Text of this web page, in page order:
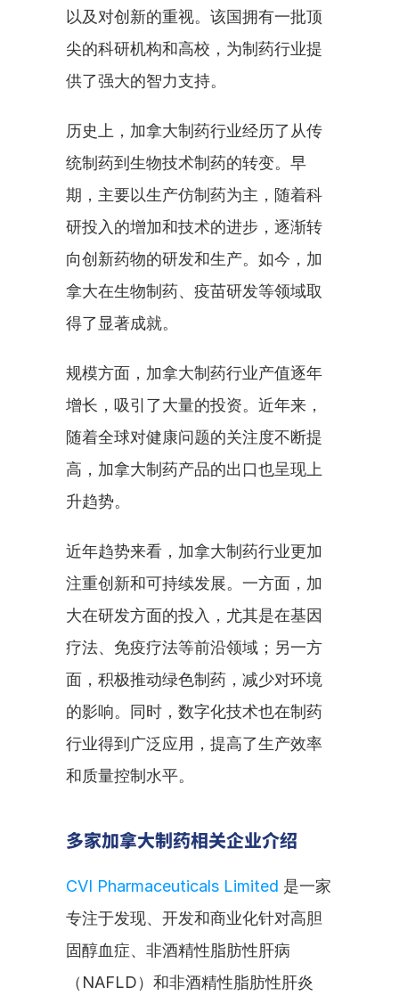
以及对创新的重视。该国拥有一批顶
尖的科研机构和高校，为制药行业提
供了强大的智力支持。
历史上，加拿大制药行业经历了从传
统制药到生物技术制药的转变。早
期，主要以生产仿制药为主，随着科
研投入的增加和技术的进步，逐渐转
向创新药物的研发和生产。如今，加
拿大在生物制药、疫苗研发等领域取
得了显著成就。
规模方面，加拿大制药行业产值逐年
增长，吸引了大量的投资。近年来，
随着全球对健康问题的关注度不断提
高，加拿大制药产品的出口也呈现上
升趋势。
近年趋势来看，加拿大制药行业更加
注重创新和可持续发展。一方面，加
大在研发方面的投入，尤其是在基因
疗法、免疫疗法等前沿领域；另一方
面，积极推动绿色制药，减少对环境
的影响。同时，数字化技术也在制药
行业得到广泛应用，提高了生产效率
和质量控制水平。
多家加拿大制药相关企业介绍
CVI Pharmaceuticals Limited 是一家
专注于发现、开发和商业化针对高胆
固醇血症、非酒精性脂肪性肝病
（NAFLD）和非酒精性脂肪性肝炎